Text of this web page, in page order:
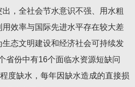
，全社会节水意识不强、用水粗
效率与国际先进水平存在较大差
态文明建设和经济社会可持续发
省份中有16个面临水资源短缺问
度缺水，每年因缺水造成的直接损